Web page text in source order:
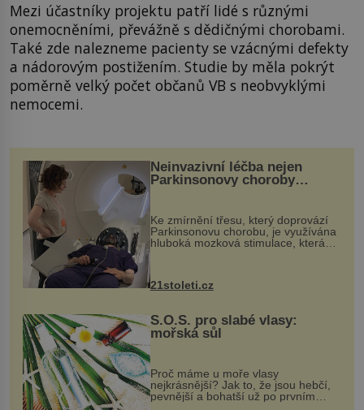
Mezi účastníky projektu patří lidé s různými
onemocněními, převážně s dědičnými chorobami.
Také zde nalezneme pacienty se vzácnými defekty
a nádorovým postižením. Studie by měla pokrýt
poměrně velký počet občanů VB s neobvyklými
nemocemi.
Neinvazivní léčba nejen
Parkinsonovy choroby
Ke zmírnění třesu, který doprovází
Parkinsonovu chorobu, je využívána
hluboká mozková stimulace, která
však vyžaduje vysoce invazivní
zákrok. Ultrazvuk zase není vhodný
k dostatečně přesnému zacílení ...
21stoleti.cz
S.O.S. pro slabé vlasy:
mořská sůl
Proč máme u moře vlasy
nejkrásnější? Jak to, že jsou hebčí,
pevnější a bohatší už po prvním